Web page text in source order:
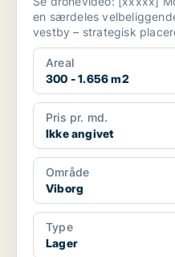
en særdeles
vestby – strategisk
Areal
300 - 1.656 m2
Pris pr. md.
Ikke angivet
Område
Viborg
Type
Lager